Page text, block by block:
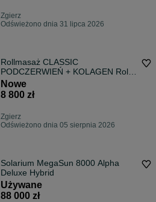
Zgierz
Odświeżono dnia 31 lipca 2026
Rollmasaż CLASSIC
PODCZERWIEŃ + KOLAGEN Rolki
ROLLMASAŻER czarny od
producenta
Nowe
8 800 zł
Zgierz
Odświeżono dnia 05 sierpnia 2026
Solarium MegaSun 8000 Alpha
Deluxe Hybrid
Używane
88 000 zł